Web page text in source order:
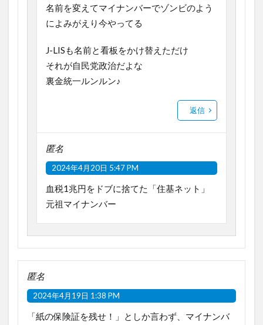
名前を変えてマイナンバーでゾンビのよう
によみがえり今やってる
J-LISも名前と看板をかけ替えただけ
それが自民党政治だよな
裏金統一ルンルン♪
返信
匿名
2024年4月20日 5:47 PM
血税1兆円をドブに捨てた「住基ネット」
元祖マイナンバー
匿名
2024年4月19日 1:38 PM
「紙の保険証を残せ！」としか言わず、マイナンバ